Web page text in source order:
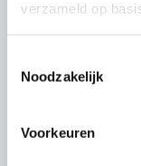
verzameld op
Noodzakelijk
Voorkeuren
maken heeft.
de
die voor een
Voorbereiding